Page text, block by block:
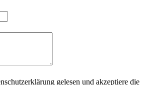
gelesen und akzeptiere die